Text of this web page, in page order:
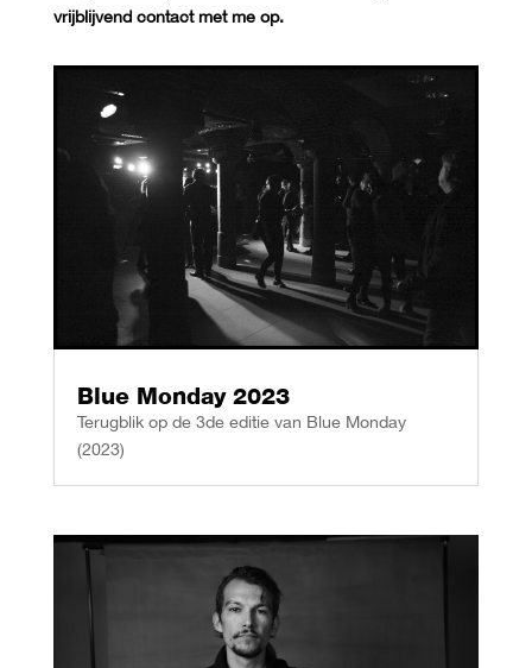
vrijblijvend contact met me op.
Blue Monday 2023
Terugblik op de 3de editie van Blue Monday
(2023)